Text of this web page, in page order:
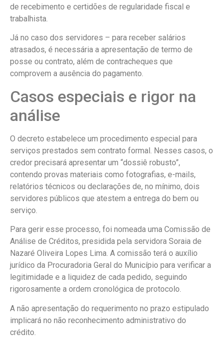
de recebimento e certidões de regularidade fiscal e
trabalhista.
Já no caso dos servidores – para receber salários
atrasados, é necessária a apresentação de termo de
posse ou contrato, além de contracheques que
comprovem a ausência do pagamento.
Casos especiais e rigor na
análise
O decreto estabelece um procedimento especial para
serviços prestados sem contrato formal. Nesses casos, o
credor precisará apresentar um “dossiê robusto”,
contendo provas materiais como fotografias, e-mails,
relatórios técnicos ou declarações de, no mínimo, dois
servidores públicos que atestem a entrega do bem ou
serviço.
Para gerir esse processo, foi nomeada uma Comissão de
Análise de Créditos, presidida pela servidora Soraia de
Nazaré Oliveira Lopes Lima. A comissão terá o auxílio
jurídico da Procuradoria Geral do Município para verificar a
legitimidade e a liquidez de cada pedido, seguindo
rigorosamente a ordem cronológica de protocolo.
A não apresentação do requerimento no prazo estipulado
implicará no não reconhecimento administrativo do
crédito.